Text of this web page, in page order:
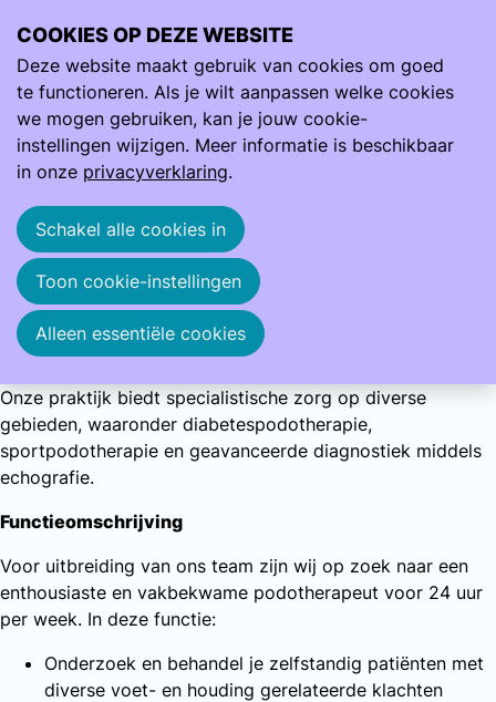
Ben jij die enthousiaste podotherapeut die Friesland in
beweging zet?
Ben jij die enthousiaste podotherapeut die Friesland in
beweging zet?
Friesland? Vacature voor 24 uur per week
Over ons
Podotherapie Friesland is sinds 2012 een gevestigde
praktijk in Friesland. Als podotherapeuten onderzoeken en
behandelen we mensen met klachten aan het
Onze praktijk biedt specialistische zorg op diverse
gebieden, waaronder diabetespodotherapie,
sportpodotherapie en geavanceerde diagnostiek middels
echografie.
Functieomschrijving
Voor uitbreiding van ons team zijn wij op zoek naar een
enthousiaste en vakbekwame podotherapeut voor 24 uur
per week. In deze functie:
Onderzoek en behandel je zelfstandig patiënten met
diverse voet- en houding gerelateerde klachten
COOKIES OP DEZE WEBSITE
Deze website maakt gebruik van cookies om goed
te functioneren. Als je wilt aanpassen welke cookies
we mogen gebruiken, kan je jouw cookie-
instellingen wijzigen. Meer informatie is beschikbaar
in onze privacyverklaring.
Schakel alle cookies in
Toon cookie-instellingen
Alleen essentiële cookies